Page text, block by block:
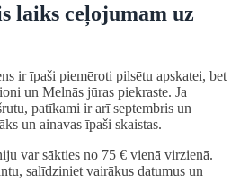
laiks ceļojumam uz
ir īpaši piemēroti pilsētu apskatei, bet
un Melnās jūras piekraste. Ja
patīkami ir arī septembris un
un ainavas īpaši skaistas.
var sākties no 75 € vienā virzienā.
salīdziniet vairākus datumus un